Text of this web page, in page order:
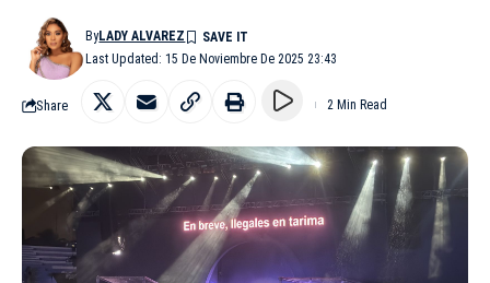
Last Updated: 15 De Noviembre De 2025 23:43
ByLADY ALVAREZ
Share 2 Min Read